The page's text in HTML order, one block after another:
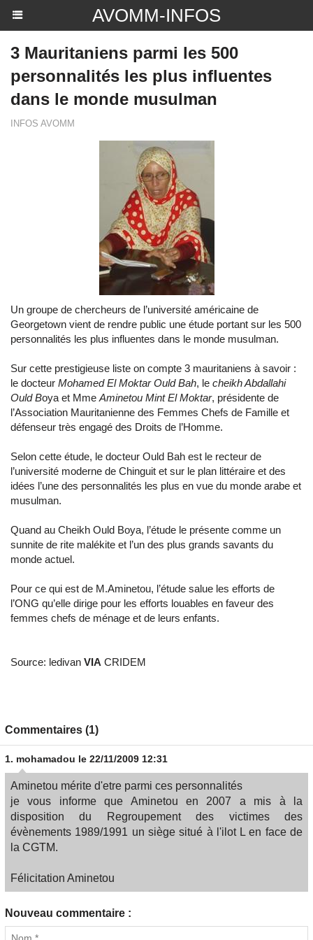
AVOMM-INFOS
3 Mauritaniens parmi les 500
personnalités les plus influentes
dans le monde musulman
INFOS AVOMM
Un groupe de chercheurs de l’université américaine de
Georgetown vient de rendre public une étude portant sur les 500
personnalités les plus influentes dans le monde musulman.
Sur cette prestigieuse liste on compte 3 mauritaniens à savoir :
le docteur Mohamed El Moktar Ould Bah, le cheikh Abdallahi
Ould Boya et Mme Aminetou Mint El Moktar, présidente de
l’Association Mauritanienne des Femmes Chefs de Famille et
défenseur très engagé des Droits de l’Homme.
Selon cette étude, le docteur Ould Bah est le recteur de
l’université moderne de Chinguit et sur le plan littéraire et des
idées l’une des personnalités les plus en vue du monde arabe et
musulman.
Quand au Cheikh Ould Boya, l’étude le présente comme un
sunnite de rite malékite et l’un des plus grands savants du
monde actuel.
Pour ce qui est de M.Aminetou, l’étude salue les efforts de
l’ONG qu’elle dirige pour les efforts louables en faveur des
femmes chefs de ménage et de leurs enfants.
Source: ledivan VIA CRIDEM
Commentaires (1)
1. mohamadou le 22/11/2009 12:31
Aminetou mérite d'etre parmi ces personnalités
je vous informe que Aminetou en 2007 a mis à la
disposition du Regroupement des victimes des
évènements 1989/1991 un siège situé à l'ilot L en face de
la CGTM.
Félicitation Aminetou
Nouveau commentaire :